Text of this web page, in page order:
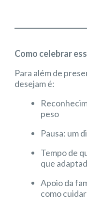
Como celebrar
Para além de
desejam é:
peso
Pausa: um
Tempo de
que
Apoio da
como